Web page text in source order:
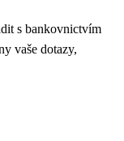
s bankovnictvím
vaše dotazy,